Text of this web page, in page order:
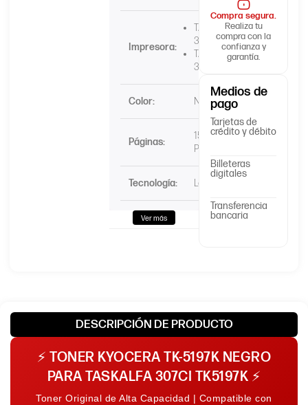
Impresora:
TASKalfa
306ci
TASKalfa
307ci
Color: Negro
Páginas:
15,000
Páginas
Tecnología: Laser
Ver más
Compra segura.
Realiza tu
compra con la
confianza y
garantía.
Medios de
pago
Tarjetas de
crédito y débito
Billeteras
digitales
Transferencia
bancaria
DESCRIPCIÓN DE PRODUCTO
⚡ TONER KYOCERA TK-5197K NEGRO
PARA TASKALFA 307CI TK5197K ⚡
Toner Original de Alta Capacidad | Compatible con